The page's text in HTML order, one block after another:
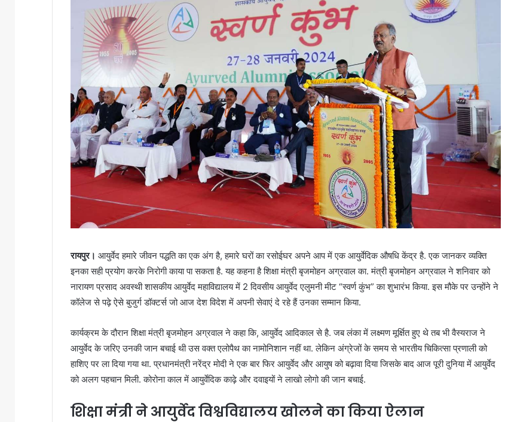
रायपुर। आयुर्वेद हमारे जीवन पद्धति का एक अंग है, हमारे घरों का रसोईघर अपने आप में एक आयुर्वेदिक औषधि केंद्र है. एक जानकर व्यक्ति
इनका सही प्रयोग करके निरोगी काया पा सकता है. यह कहना है शिक्षा मंत्री बृजमोहन अग्रवाल का. मंत्री बृजमोहन अग्रवाल ने शनिवार को
नारायण प्रसाद अवस्थी शासकीय आयुर्वेद महाविद्यालय में 2 दिवसीय आयुर्वेद एलुमनी मीट “स्वर्ण कुंभ” का शुभारंभ किया. इस मौके पर उन्होंने ने
कॉलेज से पढ़े ऐसे बुजुर्ग डॉक्टर्स जो आज देश विदेश में अपनी सेवाएं दे रहे हैं उनका सम्मान किया.
कार्यक्रम के दौरान शिक्षा मंत्री बृजमोहन अग्रवाल ने कहा कि, आयुर्वेद आदिकाल से है. जब लंका में लक्ष्मण मूर्क्षित हुए थे तब भी वैस्यराज ने
आयुर्वेद के जरिए उनकी जान बचाई थी उस वक्त एलोपैथ का नामोनिशान नहीं था. लेकिन अंग्रेजों के समय से भारतीय चिकित्सा प्रणाली को
हाशिए पर ला दिया गया था. प्रधानमंत्री नरेंद्र मोदी ने एक बार फिर आयुर्वेद और आयुष को बढ़ावा दिया जिसके बाद आज पूरी दुनिया में आयुर्वेद
को अलग पहचान मिली. कोरोना काल में आयुर्वेदिक काढ़े और दवाइयों ने लाखो लोगो की जान बचाई.
शिक्षा मंत्री नेआयुर्वेद विश्वविद्यालय खोलने का किया ऐलान